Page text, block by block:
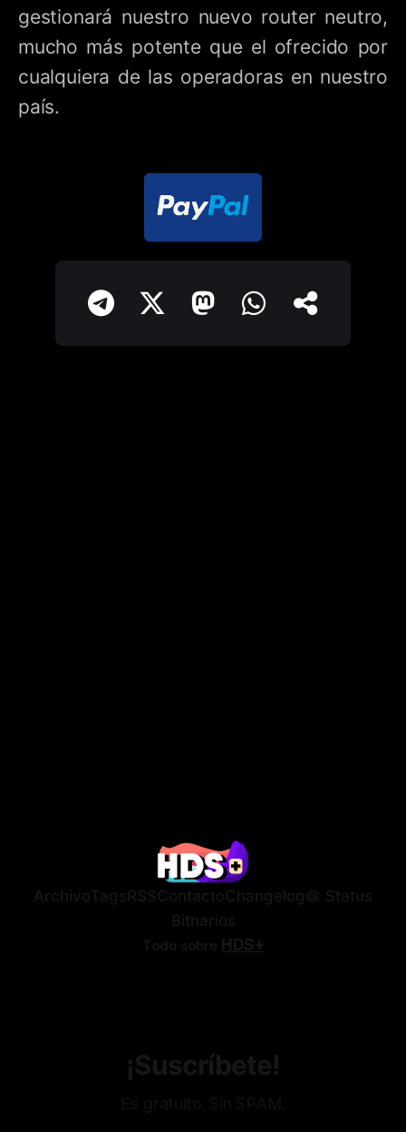
gestionará nuestro nuevo router neutro,
mucho más potente que el ofrecido por
cualquiera de las operadoras en nuestro
país.
ArchivoTags RSSContactoChangelog🟢 Status
Bitnarios
Todo sobre HDS+
¡Suscríbete!